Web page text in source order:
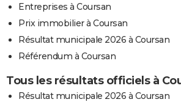
Entreprises à Coursan
Prix immobilier à Coursan
Résultat municipale 2026 à Coursan
Référendum à Coursan
Tous les résultats officiels à
Résultat municipale 2026 à Coursan